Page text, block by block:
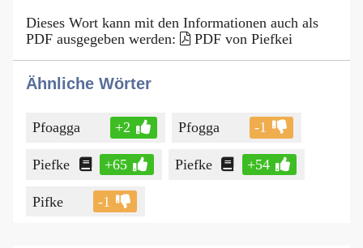
Dieses Wort kann mit den Informationen auch als
PDF ausgegeben werden:
PDF von Piefkei
Ähnliche Wörter
Pfoagga +2 Pfogga -1
Piefke +65 Piefke +54
Pifke -1